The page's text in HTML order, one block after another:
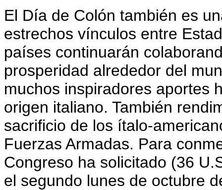
El Día de Colón también es
estrechos vínculos entre
países continuarán
prosperidad alrededor del
muchos inspiradores aportes
origen italiano. También
sacrificio de los ítalo-
Fuerzas Armadas. Para
Congreso ha solicitado (36
el segundo lunes de octubre